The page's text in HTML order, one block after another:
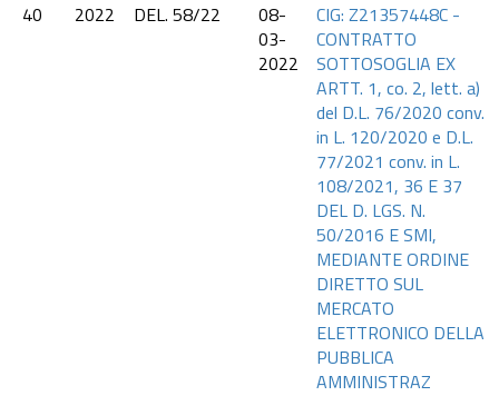
40
2022 DEL. 58/22
08-
03-
2022
CIG: Z21357448C -
CONTRATTO
SOTTOSOGLIA EX
ARTT. 1, co. 2, lett. a)
del D.L. 76/2020 conv.
in L. 120/2020 e D.L.
77/2021 conv. in L.
108/2021, 36 E 37
DEL D. LGS. N.
50/2016 E SMI,
MEDIANTE ORDINE
DIRETTO SUL
MERCATO
ELETTRONICO DELLA
PUBBLICA
AMMINISTRAZ